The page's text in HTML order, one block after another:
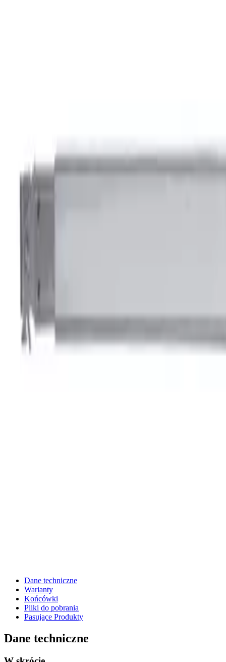
Dane techniczne
Warianty
Końcówki
Pliki do pobrania
Pasujące Produkty
Dane techniczne